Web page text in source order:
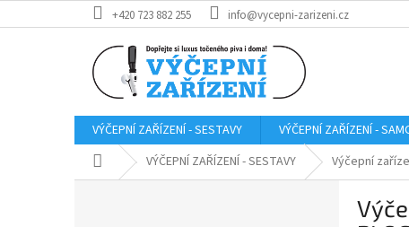
na
+420 723 882 255 info@vycepni-zarizeni.cz
VÝČEPNÍ ZAŘÍZENÍ - SESTAVY VÝČEPNÍ ZAŘÍZENÍ -
Domů VÝČEPNÍ ZAŘÍZENÍ - SESTAVY Výčepní